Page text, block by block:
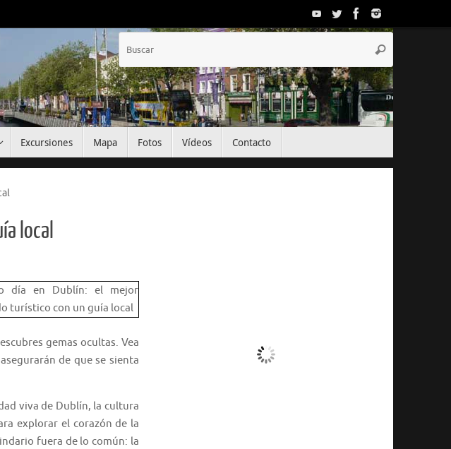
Buscar
Excursiones Mapa Fotos Vídeos Contacto
local
gemas ocultas. Vea
de que se sienta
viva de Dublín, la cultura
explorar el corazón de la
fuera de lo común: la
Nubes